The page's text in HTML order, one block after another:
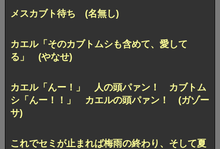
メスカブト待ち (名無し)
カエル「そのカブトムシも含めて、愛して
る」 (やなせ)
カエル「んー！」 人の頭パァン！ カブトム
シ「んー！！」 カエルの頭パァン！ (ガゾー
サ)
これでセミが止まれば梅雨の終わり、そして夏